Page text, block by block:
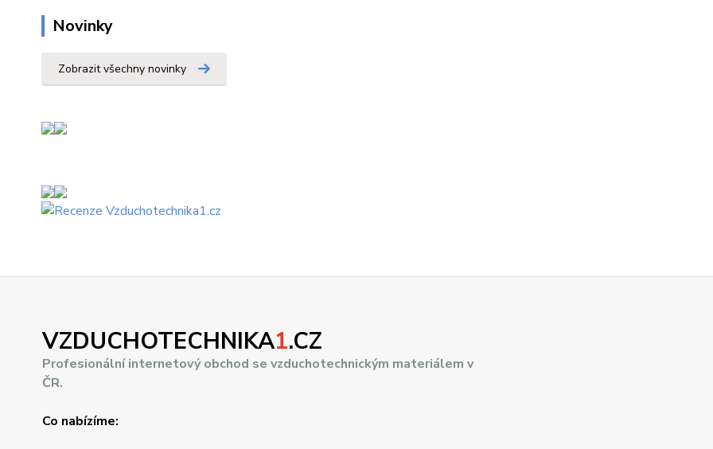
Novinky
Zobrazit všechny novinky
VZDUCHOTECHNIKA1.CZ
Profesionální internetový obchod se vzduchotechnickým materiálem v
ČR.
Co nabízíme: